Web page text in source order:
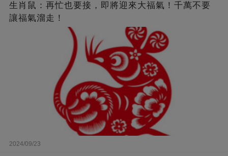
生肖鼠：再忙也要接，即將迎來大福氣！千萬不要
讓福氣溜走！
2024/09/23